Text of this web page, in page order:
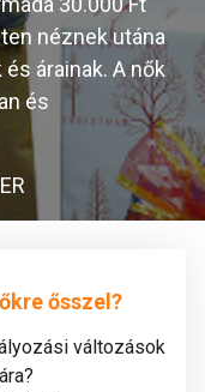
néznek utána
árainak. A nők
és
ősszel?
változások